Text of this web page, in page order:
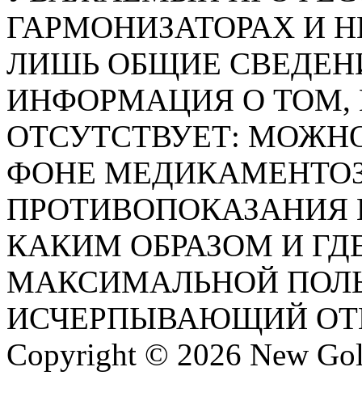
ГАРМОНИЗАТОРАХ И
ЛИШЬ ОБЩИЕ
ИНФОРМАЦИЯ О ТОМ,
ОТСУТСТВУЕТ:
ФОНЕ
КАКИМ ОБРАЗОМ И
МАКСИМАЛЬНОЙ
ИСЧЕРПЫВАЮЩИЙ
Copyright © 2026 New